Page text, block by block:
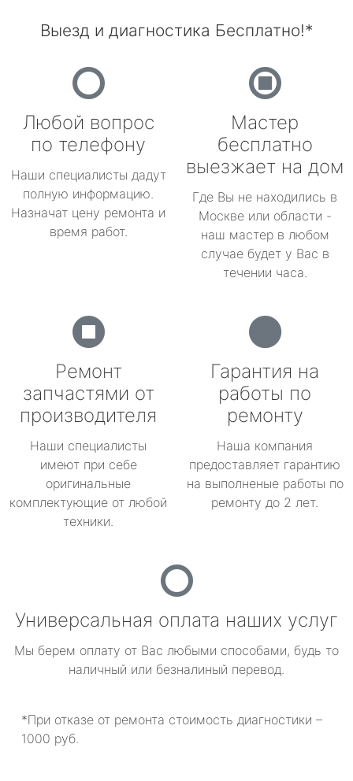
Выезд и диагностика Бесплатно!*
Любой вопрос
по телефону
Наши специалисты дадут
полную информацию.
Назначат цену ремонта и
время работ.
Мастер
бесплатно
выезжает на дом
Где Вы не находились в
Москве или области -
наш мастер в любом
случае будет у Вас в
течении часа.
Ремонт
запчастями от
производителя
Наши специалисты
имеют при себе
оригинальные
комплектующие от любой
техники.
Гарантия на
работы по
ремонту
Наша компания
предоставляет гарантию
на выполненые работы по
ремонту до 2 лет.
Универсальная оплата наших услуг
Мы берем оплату от Вас любыми способами, будь то
наличный или безналиный перевод.
*При отказе от ремонта стоимость диагностики –
1000 руб.